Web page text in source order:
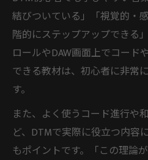
結びついている」「視覚的・
階的にステップアップできる
ロールやDAW画面上でコード
できる教材は、初心者に非常
す。
また、よく使うコード進行や
ど、DTMで実際に役立つ内容
もポイントです。「この理論